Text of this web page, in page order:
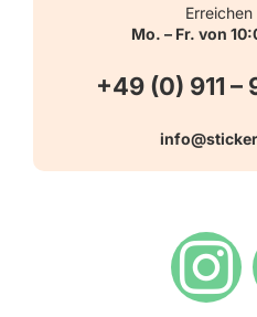
Warn-, Gebots-,
Hinweisaufkleber
Versandarten
Widerrufsbelehrung
Erreichen
Mo. – Fr. von
+49 (0) 911